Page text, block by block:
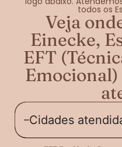
todos os
Veja
Einecke,
EFT
Cidades